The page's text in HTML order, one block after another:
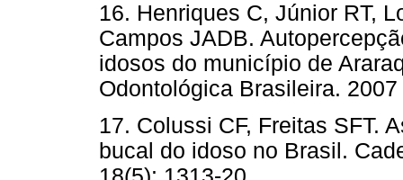
16. Henriques C, Júnior RT,
Campos JADB.
idosos do município de
Odontológica Brasileira.
17. Colussi CF, Freitas SFT.
bucal do idoso no Brasil.